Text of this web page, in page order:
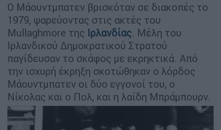
Ο Μάουντμπατεν βρισκόταν σε διακοπές το
1979, ψαρεύοντας στις ακτές του
Mullaghmore της Ιρλανδίας. Μέλη του
Ιρλανδικού Δημοκρατικού Στρατού
παγίδευσαν το σκάφος με εκρηκτικά. Από
την ισχυρή έκρηξη σκοτώθηκαν ο λόρδος
Μάουντμπατεν οι δύο εγγονοί του, ο
Νίκολας και ο Πολ, και η λαίδη Μπράμπουρν.